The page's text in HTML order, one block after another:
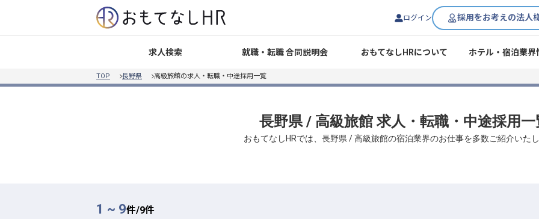
ログイン 採用をお考えの法人
求人検索 就職・転職 合同説明会 おもてなしHRについて ホテル・宿泊業界
TOP 長野県 高級旅館の求人・転職・中途採用一覧
長野県 / 高級旅館 求人・転職・中途採用一
おもてなしHRでは、長野県 / 高級旅館の宿泊業界のお仕事を多数ご紹介いた
1 ~ 9件/9件